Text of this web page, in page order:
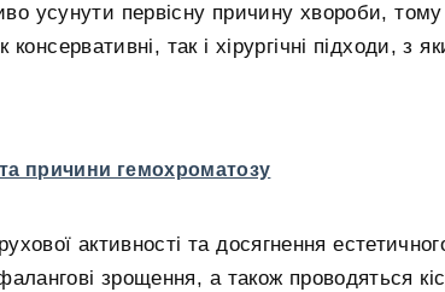
усунути первісну причину хвороби,
так і хірургічні підходи, з
причини гемохроматозу
активності та досягнення
зрощення, а також проводяться